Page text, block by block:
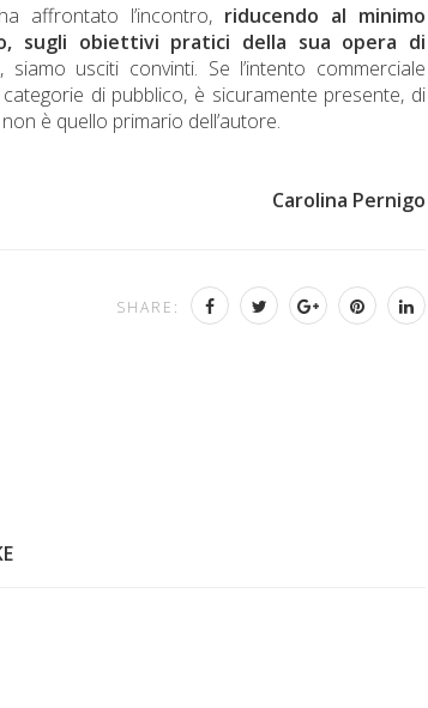
affrontato l’incontro, riducendo al minimo
sugli obiettivi pratici della sua opera di
usciti convinti. Se l’intento commerciale
di pubblico, è sicuramente presente, di
è quello primario dell’autore.
Carolina Pernigo
SHARE: